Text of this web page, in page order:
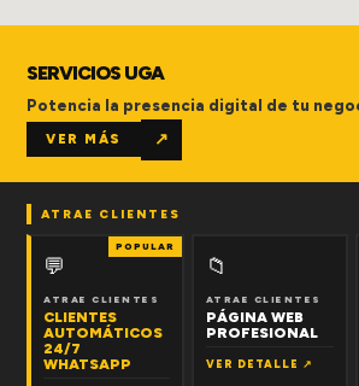
SERVICIOS UGA
Potencia la presencia digital de tu
VER MÁS ↗
ATRAE CLIENTES
POPULAR
💬
ATRAE CLIENTES
CLIENTES
AUTOMÁTICOS
24/7
WHATSAPP
📁
ATRAE CLIENTES
PÁGINA WEB
PROFESIONAL
VER DETALLE ↗